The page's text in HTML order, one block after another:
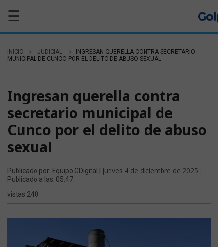
☰
INICIO JUDICIAL
INGRESAN QUERELLA CONTRA SECRETARIO
MUNICIPAL DE CUNCO POR EL DELITO DE ABUSO SEXUAL
Ingresan querella contra
secretario municipal de
Cunco por el delito de abuso
sexual
Publicado por: Equipo GDigital | jueves 4 de diciembre de 2025
Publicado a las: 05:47
vistas 240